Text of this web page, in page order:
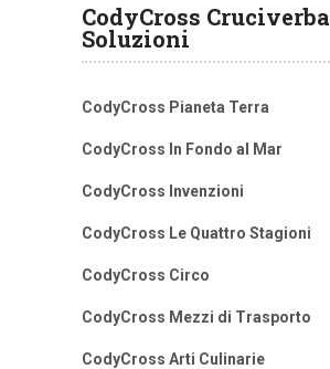
CodyCross Cruciverba
Soluzioni
CodyCross Pianeta Terra
CodyCross In Fondo al Mar
CodyCross Invenzioni
CodyCross Le Quattro Stagioni
CodyCross Circo
CodyCross Mezzi di Trasporto
CodyCross Arti Culinarie